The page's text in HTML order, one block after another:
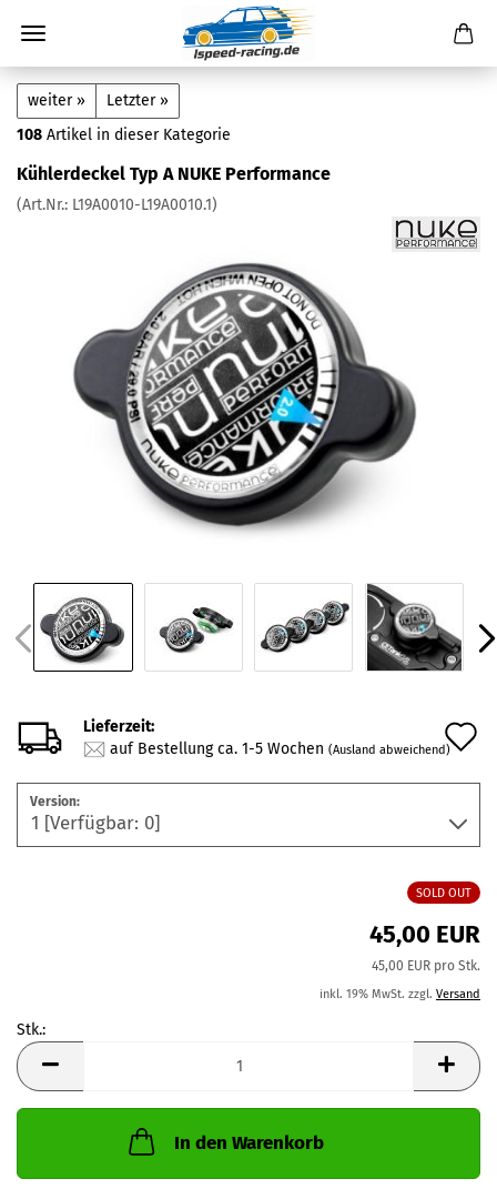
weiter »
Letzter »
108 Artikel in dieser Kategorie
Kühlerdeckel Typ A NUKE Performance
(Art.Nr.: L19A0010-L19A0010.1)
Lieferzeit:
auf Bestellung ca. 1-5 Wochen (Ausland abweichend)
Version:
SOLD OUT
45,00 EUR
45,00 EUR pro Stk.
inkl. 19% MwSt. zzgl. Versand
Stk.:
Stk.
In den Warenkorb